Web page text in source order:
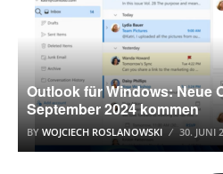
Outlook für Windows: Neue
September 2024 kommen
BY WOJCIECH ROSLANOWSKI 30. JUNI